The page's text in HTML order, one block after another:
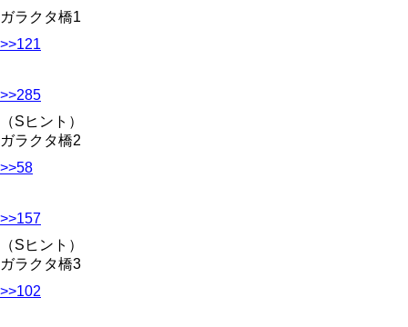
ガラクタ橋1
>>121
>>285
（Sヒント）
ガラクタ橋2
>>58
>>157
（Sヒント）
ガラクタ橋3
>>102